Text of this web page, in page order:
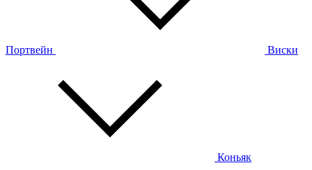
Портвейн Виски
Коньяк